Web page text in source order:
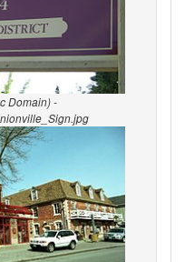
Domain) -